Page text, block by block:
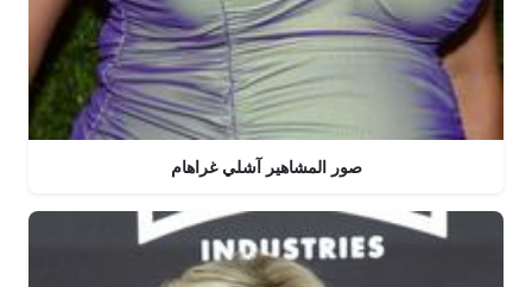
صور المشاهير آشلي غراهام